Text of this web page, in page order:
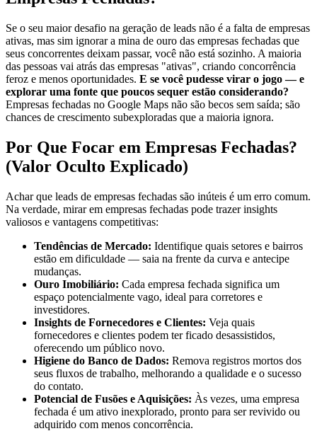
Se o seu maior desafio na geração de leads não é a falta de empresas
ativas, mas sim ignorar a mina de ouro das empresas fechadas que
seus concorrentes deixam passar, você não está sozinho. A maioria
das pessoas vai atrás das empresas "ativas", criando concorrência
feroz e menos oportunidades. E se você pudesse virar o jogo — e
explorar uma fonte que poucos sequer estão considerando?
Empresas fechadas no Google Maps não são becos sem saída; são
chances de crescimento subexploradas que a maioria ignora.
Por Que Focar em Empresas Fechadas?
(Valor Oculto Explicado)
Achar que leads de empresas fechadas são inúteis é um erro comum.
Na verdade, mirar em empresas fechadas pode trazer insights
valiosos e vantagens competitivas:
Tendências de Mercado: Identifique quais setores e bairros
estão em dificuldade — saia na frente da curva e antecipe
mudanças.
Ouro Imobiliário: Cada empresa fechada significa um
espaço potencialmente vago, ideal para corretores e
investidores.
Insights de Fornecedores e Clientes: Veja quais
fornecedores e clientes podem ter ficado desassistidos,
oferecendo um público novo.
Higiene do Banco de Dados: Remova registros mortos dos
seus fluxos de trabalho, melhorando a qualidade e o sucesso
do contato.
Potencial de Fusões e Aquisições: Às vezes, uma empresa
fechada é um ativo inexplorado, pronto para ser revivido ou
adquirido com menos concorrência.